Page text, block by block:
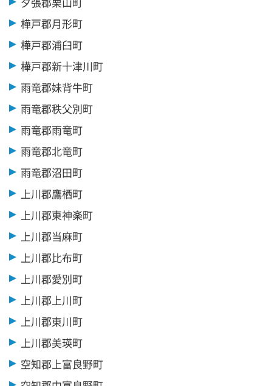
樺戸郡月形町
樺戸郡浦臼町
樺戸郡新十津川町
雨竜郡妹背牛町
雨竜郡秩父別町
雨竜郡雨竜町
雨竜郡北竜町
雨竜郡沼田町
上川郡鷹栖町
上川郡東神楽町
上川郡当麻町
上川郡比布町
上川郡愛別町
上川郡上川町
上川郡東川町
上川郡美瑛町
空知郡上富良野町